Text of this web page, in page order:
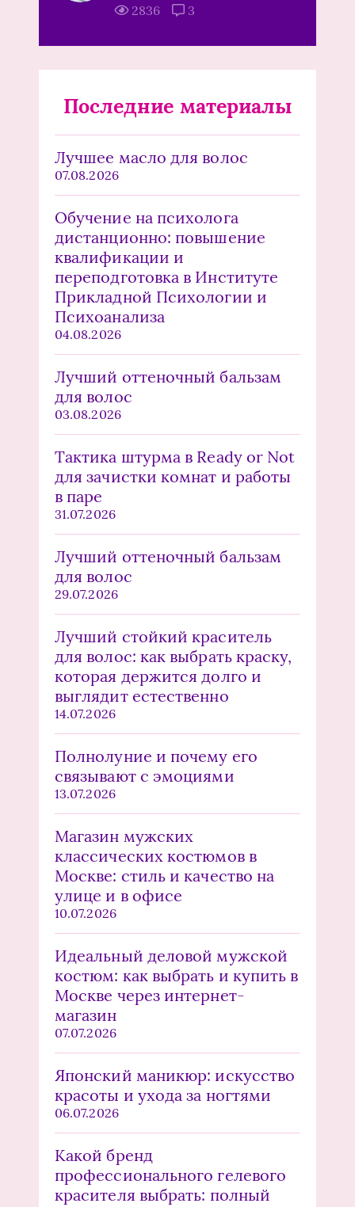
2836 3
Последние материалы
Лучшее масло для волос
07.08.2026
Обучение на психолога
дистанционно: повышение
квалификации и
переподготовка в Институте
Прикладной Психологии и
Психоанализа
04.08.2026
Лучший оттеночный бальзам
для волос
03.08.2026
Тактика штурма в Ready or Not
для зачистки комнат и работы
в паре
31.07.2026
Лучший оттеночный бальзам
для волос
29.07.2026
Лучший стойкий краситель
для волос: как выбрать краску,
которая держится долго и
выглядит естественно
14.07.2026
Полнолуние и почему его
связывают с эмоциями
13.07.2026
Магазин мужских
классических костюмов в
Москве: стиль и качество на
улице и в офисе
10.07.2026
Идеальный деловой мужской
костюм: как выбрать и купить в
Москве через интернет-
магазин
07.07.2026
Японский маникюр: искусство
красоты и ухода за ногтями
06.07.2026
Какой бренд
профессионального гелевого
красителя выбрать: полный